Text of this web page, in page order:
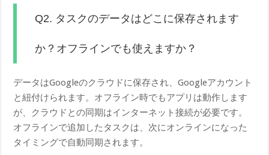
Q2. タスクのデータはどこに保存されます
か？オフラインでも使えますか？
データはGoogleのクラウドに保存され、Googleアカウント
と紐付けられます。オフライン時でもアプリは動作します
が、クラウドとの同期はインターネット接続が必要です。
オフラインで追加したタスクは、次にオンラインになった
タイミングで自動同期されます。